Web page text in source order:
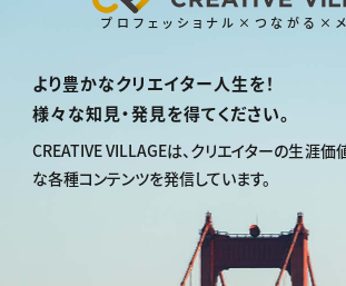
プロフェッショナル×つながる×
より豊かなクリエイター人生を！
様々な知見・発見を得てください。
CREATIVE VILLAGEは、 クリエイターの生涯価
な各種コンテンツを発信しています。